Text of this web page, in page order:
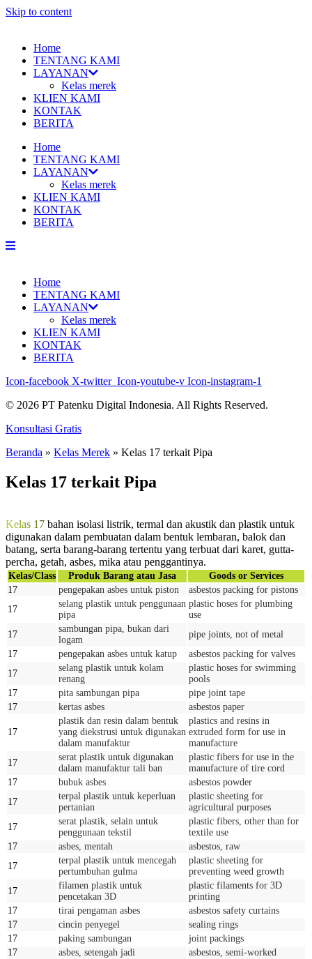
Skip to content
Home
TENTANG KAMI
LAYANAN
Kelas merek
KLIEN KAMI
KONTAK
BERITA
Home
TENTANG KAMI
LAYANAN
Kelas merek
KLIEN KAMI
KONTAK
BERITA
Home
TENTANG KAMI
LAYANAN
Kelas merek
KLIEN KAMI
KONTAK
BERITA
Icon-facebook X-twitter Icon-youtube-v Icon-instagram-1
© 2026 PT Patenku Digital Indonesia. All Rights Reserved.
Konsultasi Gratis
Beranda » Kelas Merek » Kelas 17 terkait Pipa
Kelas 17 terkait Pipa
Kelas 17 bahan isolasi listrik, termal dan akustik dan plastik untuk
digunakan dalam pembuatan dalam bentuk lembaran, balok dan
batang, serta barang-barang tertentu yang terbuat dari karet, gutta-
percha, getah, asbes, mika atau penggantinya.
Kelas/Class Produk Barang atau Jasa
Goods or Services
17
pengepakan asbes untuk piston
asbestos packing for pistons
17
selang plastik untuk penggunaan
pipa
plastic hoses for plumbing
use
17
sambungan pipa, bukan dari
logam
pipe joints, not of metal
17
pengepakan asbes untuk katup
asbestos packing for valves
17
selang plastik untuk kolam
renang
plastic hoses for swimming
pools
17
pita sambungan pipa
pipe joint tape
17
kertas asbes asbestos paper
17
plastik dan resin dalam bentuk
yang diekstrusi untuk digunakan
dalam manufaktur
plastics and resins in
extruded form for use in
manufacture
17
serat plastik untuk digunakan
dalam manufaktur tali ban
plastic fibers for use in the
manufacture of tire cord
17
bubuk asbes
asbestos powder
17
terpal plastik untuk keperluan
pertanian
plastic sheeting for
agricultural purposes
17
serat plastik, selain untuk
penggunaan tekstil
plastic fibers, other than for
textile use
17
asbes, mentah
asbestos, raw
17
terpal plastik untuk mencegah
pertumbuhan gulma
plastic sheeting for
preventing weed growth
17
filamen plastik untuk
pencetakan 3D
plastic filaments for 3D
printing
17
tirai pengaman asbes
asbestos safety curtains
17
cincin penyegel
sealing rings
17
paking sambungan
joint packings
17
asbes, setengah jadi
asbestos, semi-worked